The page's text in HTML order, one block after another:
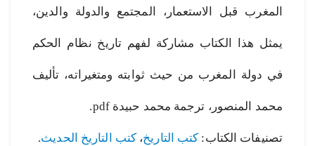
المغرب قبل الاستعمار، المجتمع والدولة والدين،
يمثل هذا الكتاب مشاركة لفهم تاريخ نظام الحكم
في دولة المغرب من حيث ثوابته ومتغيراته، تأليف
محمد المنصور، ترجمة محمد حبيدة pdf.
تصنيفات الكتاب: كتب التاريخ، كتب التاريخ الحديث.